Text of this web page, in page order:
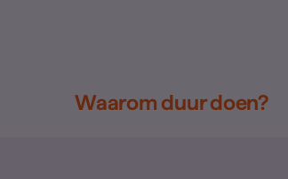
Waarom duur doen?